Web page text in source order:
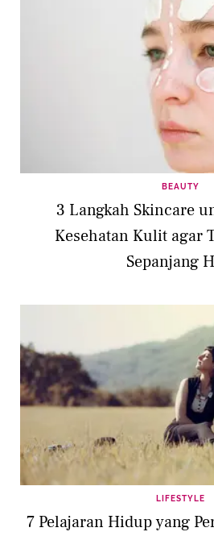
BEAUTY
3 Langkah Skincare
Kesehatan Kulit agar
Sepanjang
LIFESTYLE
7 Pelajaran Hidup yang